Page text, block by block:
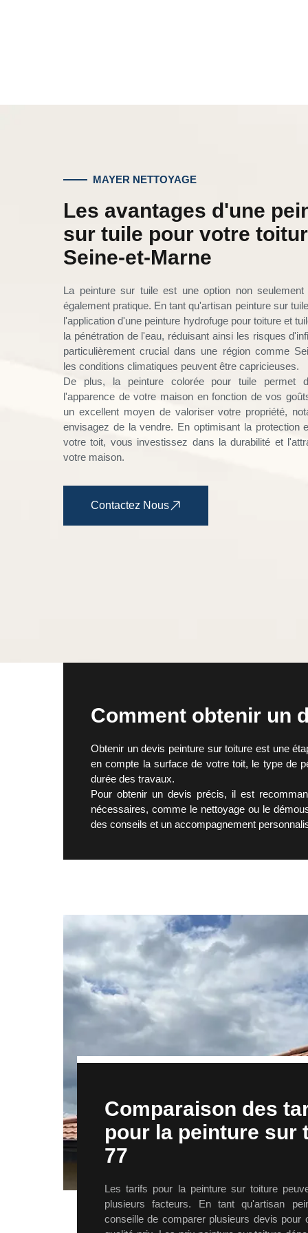
MAYER NETTOYAGE
Les avantages d'une
sur tuile pour votre
Seine-et-Marne
La peinture sur tuile est une option non seulement
également pratique. En tant qu'artisan peinture sur
l'application d'une peinture hydrofuge pour toiture et
la pénétration de l'eau, réduisant ainsi les risques
particulièrement crucial dans une région comme
les conditions climatiques peuvent être capricieuses.
De plus, la peinture colorée pour tuile permet
l'apparence de votre maison en fonction de vos
un excellent moyen de valoriser votre propriété,
envisagez de la vendre. En optimisant la protection
votre toit, vous investissez dans la durabilité et
votre maison.
Contactez Nous
Comment obtenir un
Obtenir un devis peinture sur toiture est une
en compte la surface de votre toit, le type de
durée des travaux.
Pour obtenir un devis précis, il est
nécessaires, comme le nettoyage ou le
des conseils et un accompagnement
Comparaison des
pour la peinture sur
77
Les tarifs pour la peinture sur toiture
plusieurs facteurs. En tant qu'artisan
conseille de comparer plusieurs devis pour